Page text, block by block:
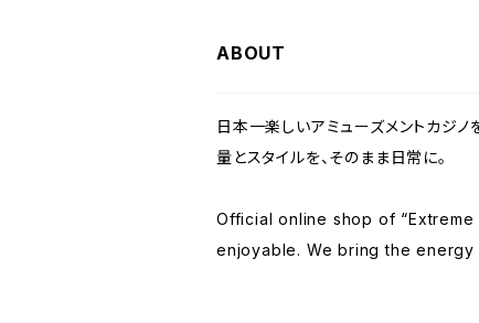
ABOUT
日本一楽しいアミューズメントカジ
量とスタイルを、そのまま日常に。
Official online shop of “Extreme
enjoyable. We bring the